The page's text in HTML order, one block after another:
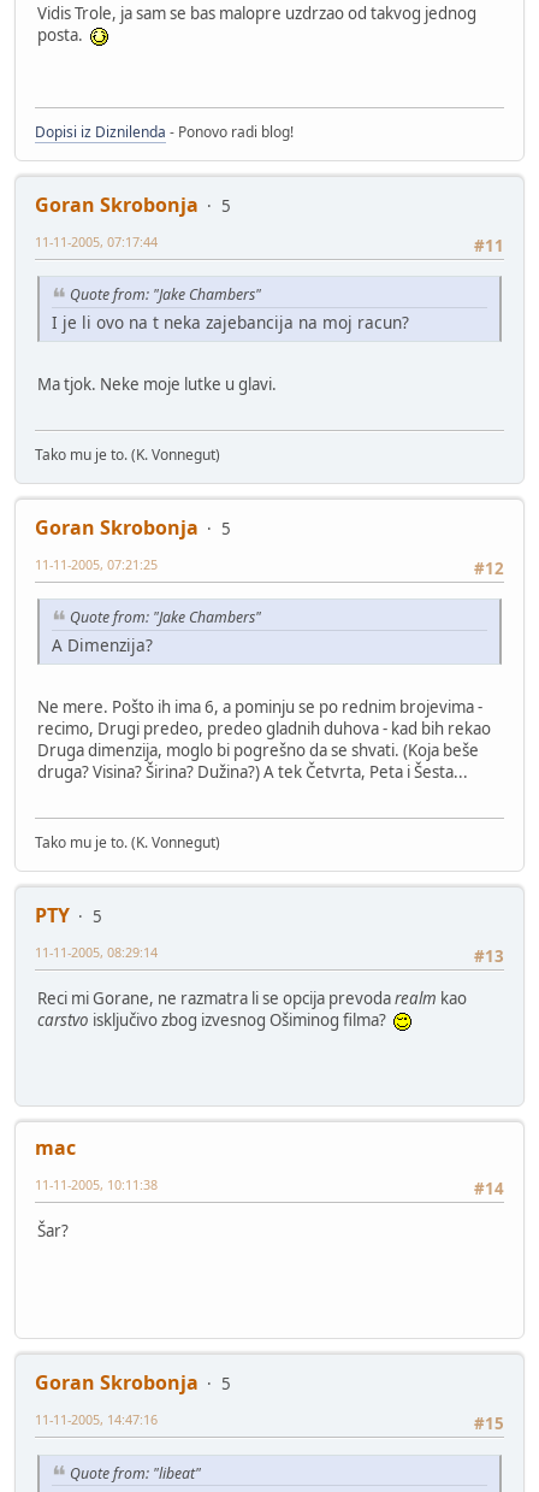
Vidis Trole, ja sam se bas malopre uzdrzao od takvog jednog
posta.
Dopisi iz Diznilenda - Ponovo radi blog!
Goran Skrobonja
5
#11
11-11-2005, 07:17:44
Quote from: "Jake Chambers"
I je li ovo na t neka zajebancija na moj racun?
Ma tjok. Neke moje lutke u glavi.
Tako mu je to. (K. Vonnegut)
Goran Skrobonja
5
#12
11-11-2005, 07:21:25
Quote from: "Jake Chambers"
A Dimenzija?
Ne mere. Pošto ih ima 6, a pominju se po rednim brojevima -
recimo, Drugi predeo, predeo gladnih duhova - kad bih rekao
Druga dimenzija, moglo bi pogrešno da se shvati. (Koja beše
druga? Visina? Širina? Dužina?) A tek Četvrta, Peta i Šesta...
Tako mu je to. (K. Vonnegut)
PTY
5
#13
11-11-2005, 08:29:14
Reci mi Gorane, ne razmatra li se opcija prevodarealm kao
carstvo isključivo zbog izvesnog Ošiminog filma?
mac
#14
11-11-2005, 10:11:38
Šar?
Goran Skrobonja
5
#15
11-11-2005, 14:47:16
Quote from: "libeat"